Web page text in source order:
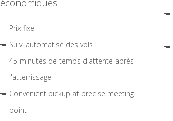
économiques
Prix fixe
Suivi automatisé des vols
45 minutes de temps d'attente après
l'atterrissage
Convenient pickup at precise meeting
point